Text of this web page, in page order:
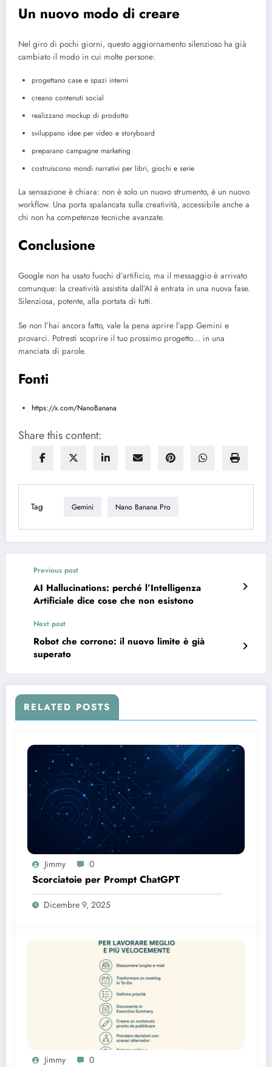
Un nuovo modo di creare
Nel giro di pochi giorni, questo aggiornamento silenzioso ha già
cambiato il modo in cui molte persone:
progettano case e spazi interni
creano contenuti social
realizzano mockup di prodotto
sviluppano idee per video e storyboard
preparano campagne marketing
costruiscono mondi narrativi per libri, giochi e serie
La sensazione è chiara: non è solo un nuovo strumento, è un nuovo
workflow. Una porta spalancata sulla creatività, accessibile anche a
chi non ha competenze tecniche avanzate.
Conclusione
Google non ha usato fuochi d’artificio, ma il messaggio è arrivato
comunque: la creatività assistita dall’AI è entrata in una nuova fase.
Silenziosa, potente, alla portata di tutti.
Se non l’hai ancora fatto, vale la pena aprire l’app Gemini e
provarci. Potresti scoprire il tuo prossimo progetto… in una
manciata di parole.
Fonti
https://x.com/NanoBanana
Share this content:
Tag Gemini Nano Banana Pro
Previous post
AI Hallucinations: perché l’Intelligenza
Artificiale dice cose che non esistono
Next post
Robot che corrono: il nuovo limite è già
superato
RELATED POSTS
Jimmy 0
Scorciatoie per Prompt ChatGPT
Dicembre 9, 2025
Jimmy 0